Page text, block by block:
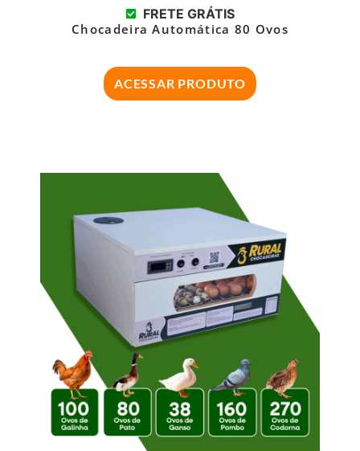
FRETE GRÁTIS
Chocadeira Automática 80 Ovos
ACESSAR PRODUTO